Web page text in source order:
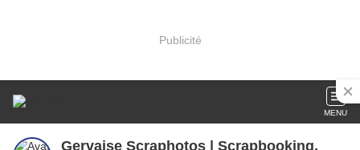
Publicité
MENU
Gervaise Scraphotos | Scrapbooking,